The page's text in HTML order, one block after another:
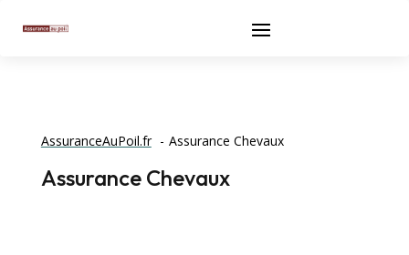
AssuranceAuPoil.fr Assurance Chevaux
Assurance Chevaux